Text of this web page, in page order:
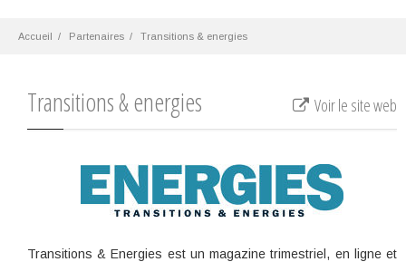
Accueil Partenaires Transitions & energies
Transitions & energies Voir le site web
Transitions & Energies est un magazine trimestriel, en ligne et